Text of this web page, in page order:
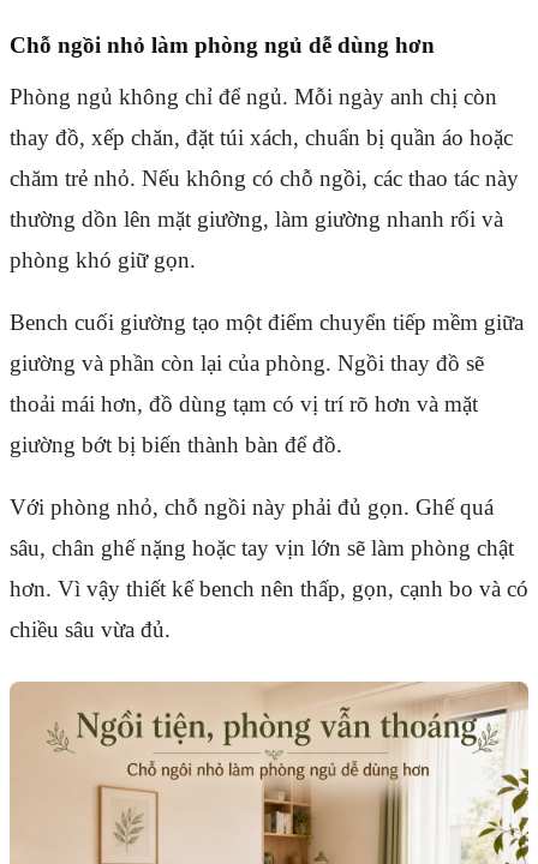
Chỗ ngồi nhỏ làm phòng ngủ dễ dùng hơn
Phòng ngủ không chỉ để ngủ. Mỗi ngày anh chị còn
thay đồ, xếp chăn, đặt túi xách, chuẩn bị quần áo hoặc
chăm trẻ nhỏ. Nếu không có chỗ ngồi, các thao tác này
thường dồn lên mặt giường, làm giường nhanh rối và
phòng khó giữ gọn.
Bench cuối giường tạo một điểm chuyển tiếp mềm giữa
giường và phần còn lại của phòng. Ngồi thay đồ sẽ
thoải mái hơn, đồ dùng tạm có vị trí rõ hơn và mặt
giường bớt bị biến thành bàn để đồ.
Với phòng nhỏ, chỗ ngồi này phải đủ gọn. Ghế quá
sâu, chân ghế nặng hoặc tay vịn lớn sẽ làm phòng chật
hơn. Vì vậy thiết kế bench nên thấp, gọn, cạnh bo và có
chiều sâu vừa đủ.